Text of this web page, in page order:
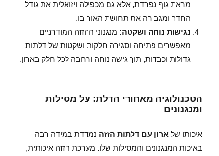
מראת גוף נפרדת, אלא גם מכפילה ויזואלית את גודל
החדר ומגבירה את תחושת האור בו.
נגישות נוחה ושקטה: מנגנוני ההזזה המודרניים
מאפשרים פתיחה וסגירה חלקות ושקטות של דלתות
גדולות וכבדות, תוך גישה נוחה ורחבה לכל חלק בארון.
הטכנולוגיה מאחורי הדלת: על מסילות
ומנגנונים
איכותו של ארון עם דלתות הזזה נמדדת במידה רבה
באיכות המנגנונים והמסילות שלו. מערכת הזזה איכותית,